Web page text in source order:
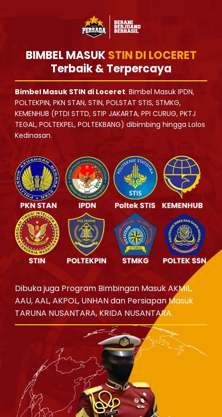
BIMBEL MASUKSTIN DI LOCERET
Terbaik & Terpercaya
Bimbel Masuk STIN di Loceret. Bimbel Masuk IPDN,
POLTEKPIN, PKN STAN, STIN, POLSTAT STIS, STMKG,
KEMENHUB (PTDI STTD, STIP JAKARTA, PPI CURUG, PKTJ
TEGAL, POLTEKPEL, POLTEKBANG) dibimbing hingga Lolos
Kedinasan.
Dibuka juga Program Bimbingan Masuk AKMIL,
AAU, AAL, AKPOL, UNHAN dan Persiapan Masuk
TARUNA NUSANTARA, KRIDA NUSANTARA.